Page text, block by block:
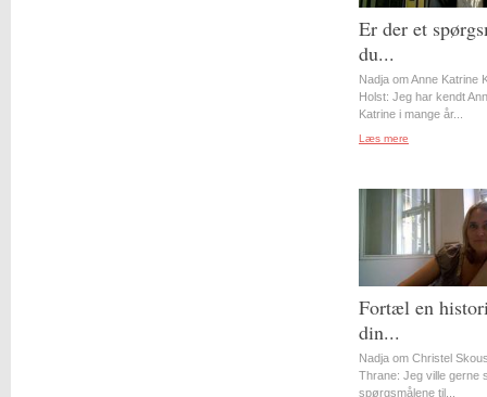
Er der et
du...
Nadja om Anne Katrine
Holst: Jeg har kendt
Katrine i mange år...
Læs mere
Fortæl en
din...
Nadja om Christel
Thrane: Jeg ville gerne
spørgsmålene til...